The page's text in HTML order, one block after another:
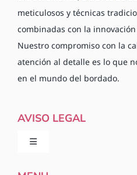
meticulosos y técnicas
combinadas con la
Nuestro compromiso con la
atención al detalle es lo que
en el mundo del bordado.
AVISO LEGAL
Toggle
Política de privacidad